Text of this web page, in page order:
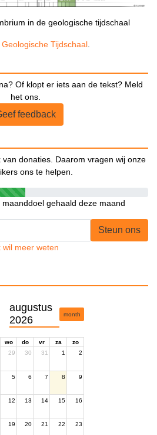
in de geologische tijdschaal
Geologische Tijdschaal.
Of klopt er iets aan de tekst? Meld
het ons.
feedback
donaties. Daarom vragen wij onze
ons te helpen.
gehaald deze maand
Steun ons
wil meer weten
augustus
2026
month
wo do vr za
zo
29 30 31 1 2
5 6 7 8 9
12 13 14 15 16
19 20 21 22 23